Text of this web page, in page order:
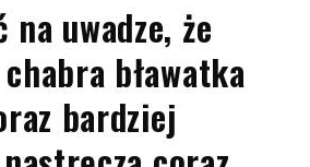
uwadze, że
bławatka
bardziej